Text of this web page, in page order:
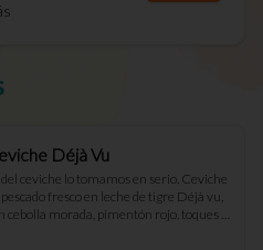
Déjà Vu
del ceviche lo tomamos en serio. Ceviche
fresco en leche de tigre Déjà vu,
cebolla morada, pimentón rojo, toques